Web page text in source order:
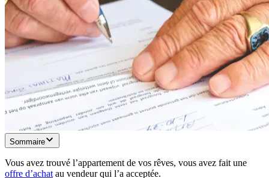
Sommaire
Vous avez trouvé l’appartement de vos rêves, vous avez fait une
offre d’achat au vendeur qui l’a acceptée.